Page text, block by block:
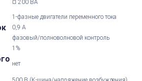
¤ 200 ВА
1-фазные двигатели переменного тока
0,9 А
фазовый/полноволновой контроль
1%
нет